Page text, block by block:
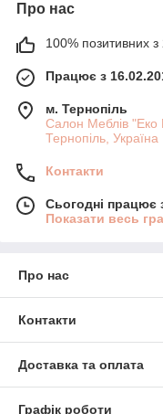
Про нас
100% позитивних з
Працює з
м. Тернопіль
Салон Меблів "Еко
Тернопіль, Україна
Контакти
Сьогодні працює
Показати весь
Про нас
Контакти
Доставка та оплата
Графік роботи